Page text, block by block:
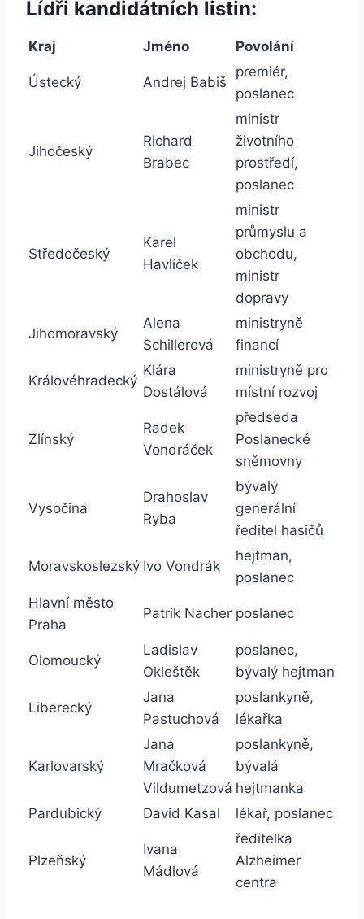
Lídři kandidátních listin:
Kraj Jméno Povolání
Ústecký Andrej Babiš
premiér,
poslanec
Jihočeský
Richard
Brabec
ministr
životního
prostředí,
poslanec
Středočeský
Karel
Havlíček
ministr
průmyslu a
obchodu,
ministr
dopravy
Jihomoravský
Alena
Schillerová
ministryně
financí
Královéhradecký
Klára
Dostálová
ministryně pro
místní rozvoj
Zlínský
Radek
Vondráček
předseda
Poslanecké
sněmovny
Vysočina
Drahoslav
Ryba
bývalý
generální
ředitel hasičů
Moravskoslezský Ivo Vondrák
hejtman,
poslanec
Hlavní město
Praha
Patrik Nacher poslanec
Olomoucký
Ladislav
Okleštěk
poslanec,
bývalý hejtman
Liberecký
Jana
Pastuchová
poslankyně,
lékařka
Karlovarský
Jana
Mračková
Vildumetzová
poslankyně,
bývalá
hejtmanka
Pardubický
David Kasal lékař, poslanec
Plzeňský
Ivana
Mádlová
ředitelka
Alzheimer
centra